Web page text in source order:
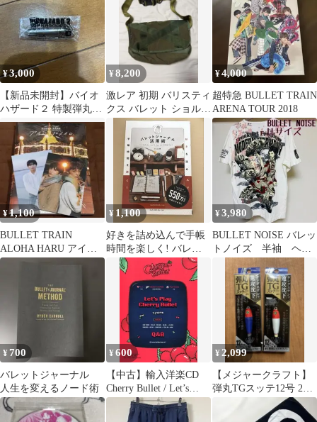
¥3,000
【新品未開封】バイオ
ハザード２ 特製弾丸キ
ーホルダー 予約特典
¥8,200
激レア 初期 バリスティ
クス バレット ショルダ
ー バック ミリタリー
カーキ
¥4,000
超特急 BULLET TRAIN
ARENA TOUR 2018
¥1,100
BULLET TRAIN
ALOHA HARU アイエ
ノイロ 写真集ハガキ2
¥ 1,100
好きを詰め込んで手帳
時間を楽しく! バレッ
トジャーナル活用術
¥3,980
BULLET NOISE バレッ
トノイズ 半袖 ヘン
リーネック Tシャ
ツ LL
¥ 700
バレットジャーナル
人生を変えるノード術
¥600
【中古】輸入洋楽CD
Cherry Bullet / Let’s
Play[輸入盤]
¥ 2,099
【メジャークラフト】
弾丸TGスッテ12号 2個